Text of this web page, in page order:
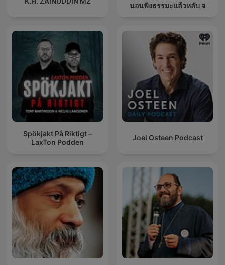
นอนฟังธรรมะแล้วหลับ จ
Spökjakt På Riktigt –
LaxTon Podden
Joel Osteen Podcast